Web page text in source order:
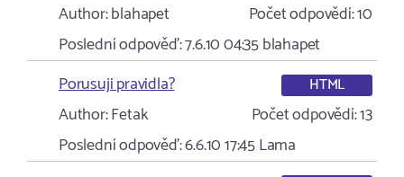
Author:blahapet Počet odpovědí:10
Poslední odpověď:7.6.10 04:35blahapet
Porusuji pravidla?
HTML
Author:Fetak Počet odpovědí:13
Poslední odpověď:6.6.10 17:45Lama